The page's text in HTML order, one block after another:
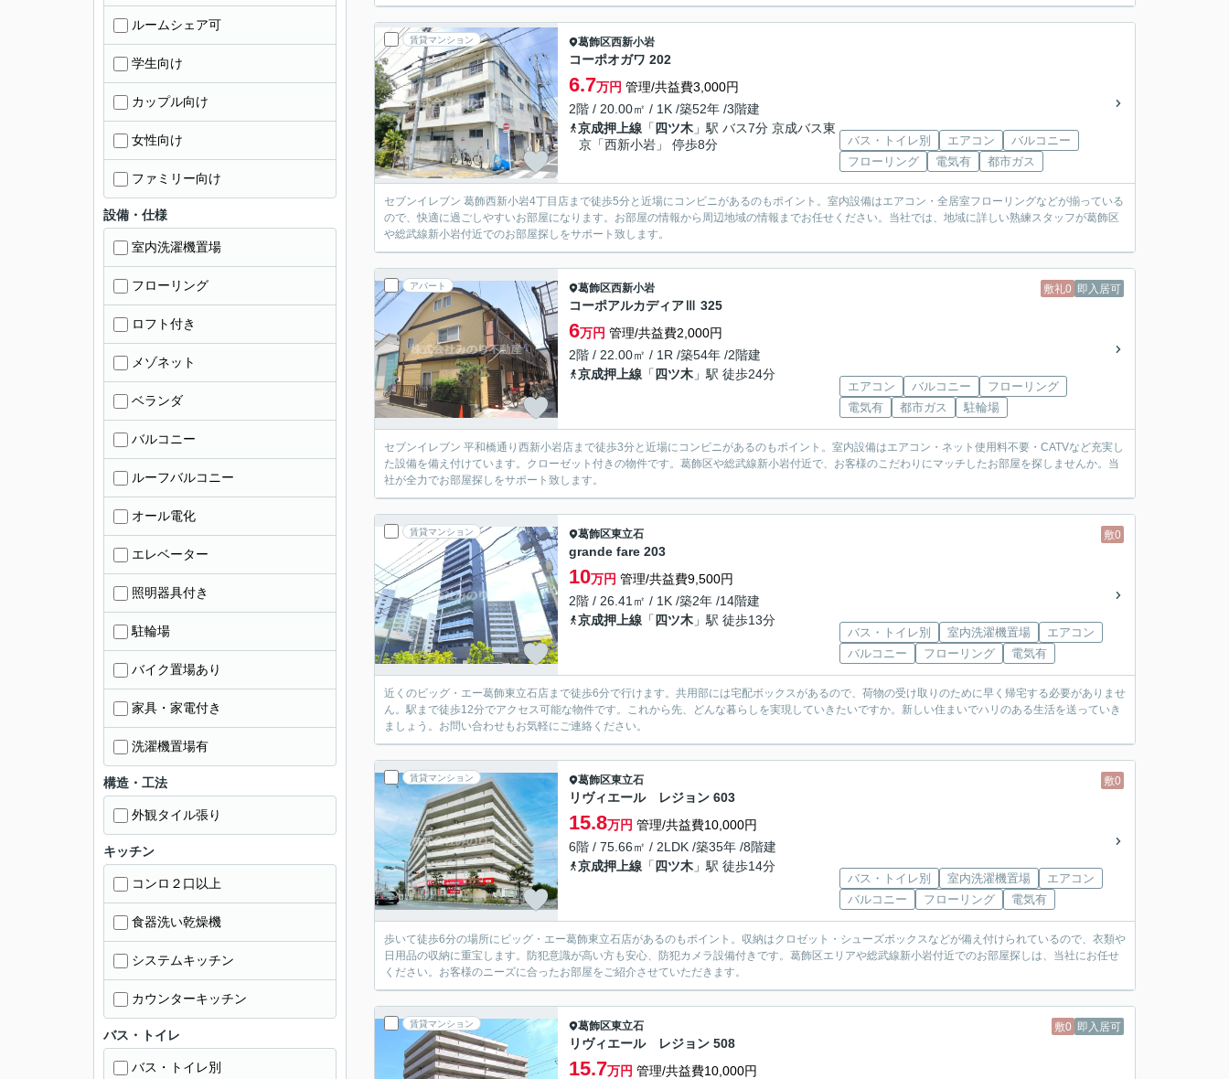
賃貸マンション 葛飾区西新小岩
コーポオガワ 202
6.7万円 管理/共益費3,000円
2階 / 20.00㎡ / 1K /築52年 /3階建
京成押上線 「 四ツ木 」駅 バス7分 京成バス東
京「西新小岩」 停歩8分
バス・トイレ別 エアコン
バルコニー
フローリング
電気有 都市ガス
セブンイレブン 葛飾西新小岩4丁目店まで徒歩5分と近場にコンビニがあるのもポイント。室内設備はエアコン・全居室フローリングなどが揃っている
ので、快適に過ごしやすいお部屋になります。お部屋の情報から周辺地域の情報までお任せください。当社では、地域に詳しい熟練スタッフが葛飾区
や総武線新小岩付近でのお部屋探しをサポート致します。
アパート 敷礼0 即入居可
葛飾区西新小岩
コーポアルカディアⅢ 325
6万円 管理/共益費2,000円
2階 / 22.00㎡ / 1R /築54年 /2階建
京成押上線 「 四ツ木 」駅 徒歩24分
エアコン バルコニー
フローリング
電気有
都市ガス 駐輪場
セブンイレブン 平和橋通り西新小岩店まで徒歩3分と近場にコンビニがあるのもポイント。室内設備はエアコン・ネット使用料不要・CATVなど充実し
た設備を備え付けています。クローゼット付きの物件です。葛飾区や総武線新小岩付近で、お客様のこだわりにマッチしたお部屋を探しませんか。当
社が全力でお部屋探しをサポート致します。
賃貸マンション 敷0
葛飾区東立石
grande fare 203
10万円 管理/共益費9,500円
2階 / 26.41㎡ / 1K /築2年 /14階建
京成押上線 「 四ツ木 」駅 徒歩13分
バス・トイレ別 室内洗濯機置場
エアコン
バルコニー
フローリング 電気有
近くのビッグ・エー葛飾東立石店まで徒歩6分で行けます。共用部には宅配ボックスがあるので、荷物の受け取りのために早く帰宅する必要がありませ
ん。駅まで徒歩12分でアクセス可能な物件です。これから先、どんな暮らしを実現していきたいですか。新しい住まいでハリのある生活を送っていき
ましょう。お問い合わせもお気軽にご連絡ください。
賃貸マンション 敷0
葛飾区東立石
リヴィエール レジョン 603
15.8万円 管理/共益費10,000円
6階 / 75.66㎡ / 2LDK /築35年 /8階建
京成押上線 「 四ツ木 」駅 徒歩14分
バス・トイレ別 室内洗濯機置場
エアコン
バルコニー
フローリング 電気有
歩いて徒歩6分の場所にビッグ・エー葛飾東立石店があるのもポイント。収納はクロゼット・シューズボックスなどが備え付けられているので、衣類や
日用品の収納に重宝します。防犯意識が高い方も安心、防犯カメラ設備付きです。葛飾区エリアや総武線新小岩付近でのお部屋探しは、当社にお任せ
ください。お客様のニーズに合ったお部屋をご紹介させていただきます。
賃貸マンション 敷0 即入居可
葛飾区東立石
リヴィエール レジョン 508
15.7万円 管理/共益費10,000円
ルームシェア可
学生向け
カップル向け
女性向け
ファミリー向け
設備・仕様
室内洗濯機置場
フローリング
ロフト付き
メゾネット
ベランダ
バルコニー
ルーフバルコニー
オール電化
エレベーター
照明器具付き
駐輪場
バイク置場あり
家具・家電付き
洗濯機置場有
構造・工法
外観タイル張り
キッチン
コンロ２口以上
食器洗い乾燥機
システムキッチン
カウンターキッチン
バス・トイレ
バス・トイレ別